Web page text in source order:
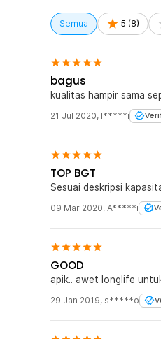
Semua 5 (8)
bagus
kualitas hampir sama
21 Jul 2020, I*****i
TOP BGT
Sesuai deskripsi
09 Mar 2020, A*****i
GOOD
29 Jan 2019, s*****o